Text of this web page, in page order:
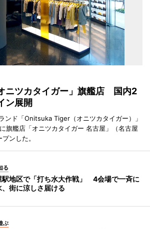
ニツカタイガー」旗艦店 国内2
ン展開
ンド「Onitsuka Tiger（オニツカタイガー）」
旗艦店「オニツカタイガー 名古屋」（名古屋
ンした。
る
駅地区で「打ち水大作戦」 4会場で一斉に
、街に涼しさ届ける
ぶ